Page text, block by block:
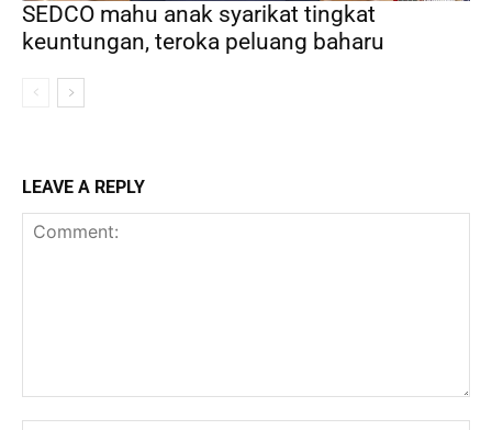
SEDCO mahu anak syarikat tingkat
keuntungan, teroka peluang baharu
LEAVE A REPLY